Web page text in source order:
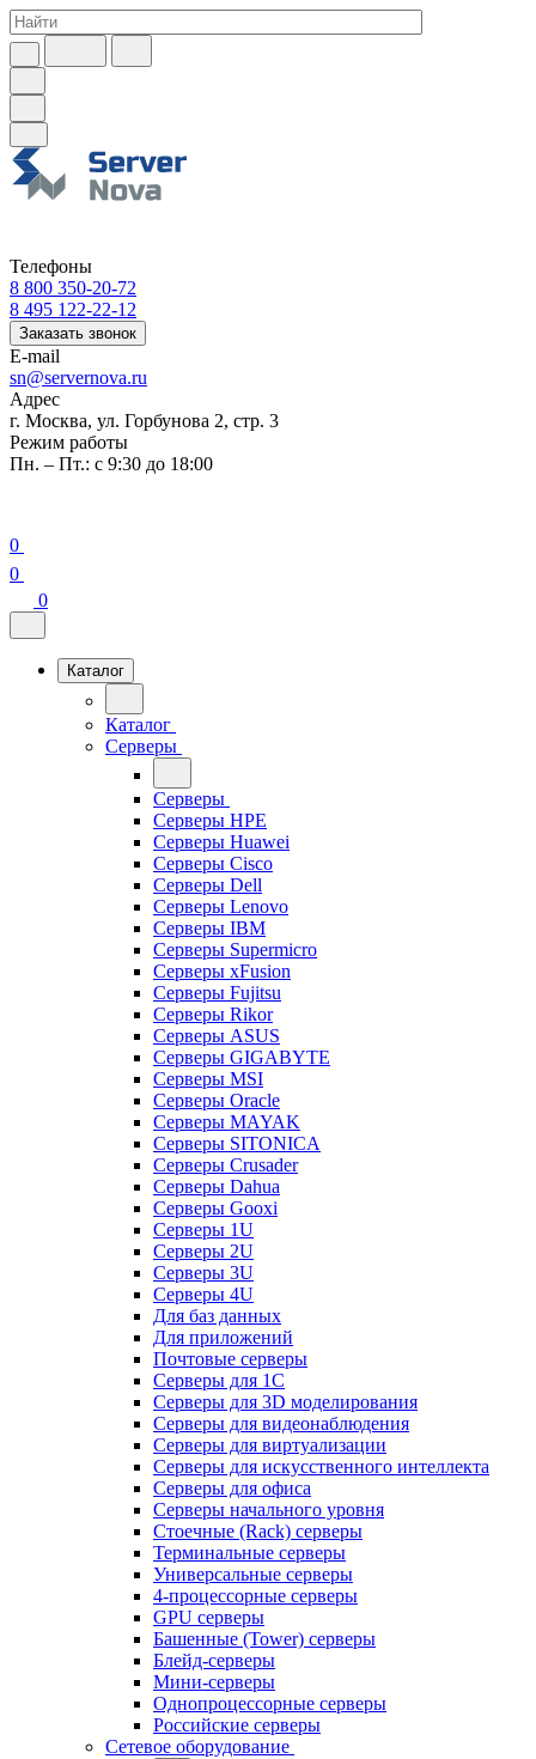
Телефоны
8 800 350-20-72
8 495 122-22-12
Заказать звонок
E-mail
sn@servernova.ru
Адрес
г. Москва, ул. Горбунова 2, стр. 3
Режим работы
Пн. – Пт.: с 9:30 до 18:00
0
0
0
Каталог
Каталог
Серверы
Серверы
Серверы HPE
Серверы Huawei
Серверы Cisco
Серверы Dell
Серверы Lenovo
Серверы IBM
Серверы Supermicro
Серверы xFusion
Серверы Fujitsu
Серверы Rikor
Серверы ASUS
Серверы GIGABYTE
Серверы MSI
Серверы Oracle
Серверы MAYAK
Серверы SITONICA
Серверы Crusader
Серверы Dahua
Серверы Gooxi
Серверы 1U
Серверы 2U
Серверы 3U
Серверы 4U
Для баз данных
Для приложений
Почтовые серверы
Серверы для 1С
Серверы для 3D моделирования
Серверы для видеонаблюдения
Серверы для виртуализации
Серверы для искусственного интеллекта
Серверы для офиса
Серверы начального уровня
Стоечные (Rack) серверы
Терминальные серверы
Универсальные серверы
4-процессорные серверы
GPU серверы
Башенные (Tower) серверы
Блейд-серверы
Мини-серверы
Однопроцессорные серверы
Российские серверы
Сетевое оборудование